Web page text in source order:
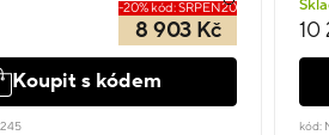
-20% kód: SRPEN20
8 903 Kč
Koupit s kódem
10
kód: